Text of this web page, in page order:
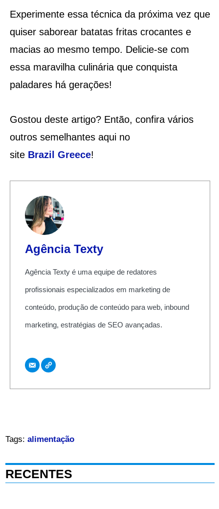
Experimente essa técnica da próxima vez que
quiser saborear batatas fritas crocantes e
macias ao mesmo tempo. Delicie-se com
essa maravilha culinária que conquista
paladares há gerações!
Gostou deste artigo? Então, confira vários
outros semelhantes aqui no
site Brazil Greece!
Agência Texty
Agência Texty é uma equipe de redatores
profissionais especializados em marketing de
conteúdo, produção de conteúdo para web, inbound
marketing, estratégias de SEO avançadas.
Tags: alimentação
RECENTES